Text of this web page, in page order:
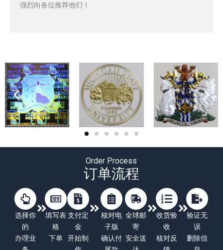
强烈向各位推荐他们！
Order Process
订单流程
选择你
的
办理业
填写表
格
下单
支付定
金
开始制
核对电
子版
确认付
全球邮
寄
安全送
收货验
收
核对反
验证无
误
删除信